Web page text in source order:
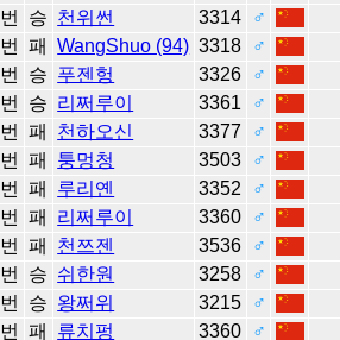
승 천위썬 3314
♂
패 WangShuo (94) 3318
♂
승 푸젠헝 3326
♂
승 리쩌루이 3361
♂
패 천하오신 3377
♂
패 퉁멍청 3503
♂
패 루리옌 3352
♂
패 리쩌루이 3360
♂
패 천쯔젠 3536
♂
승 쉬한원 3258
♂
승 왕쩌위 3215
♂
패 류치펑 3360 ♂